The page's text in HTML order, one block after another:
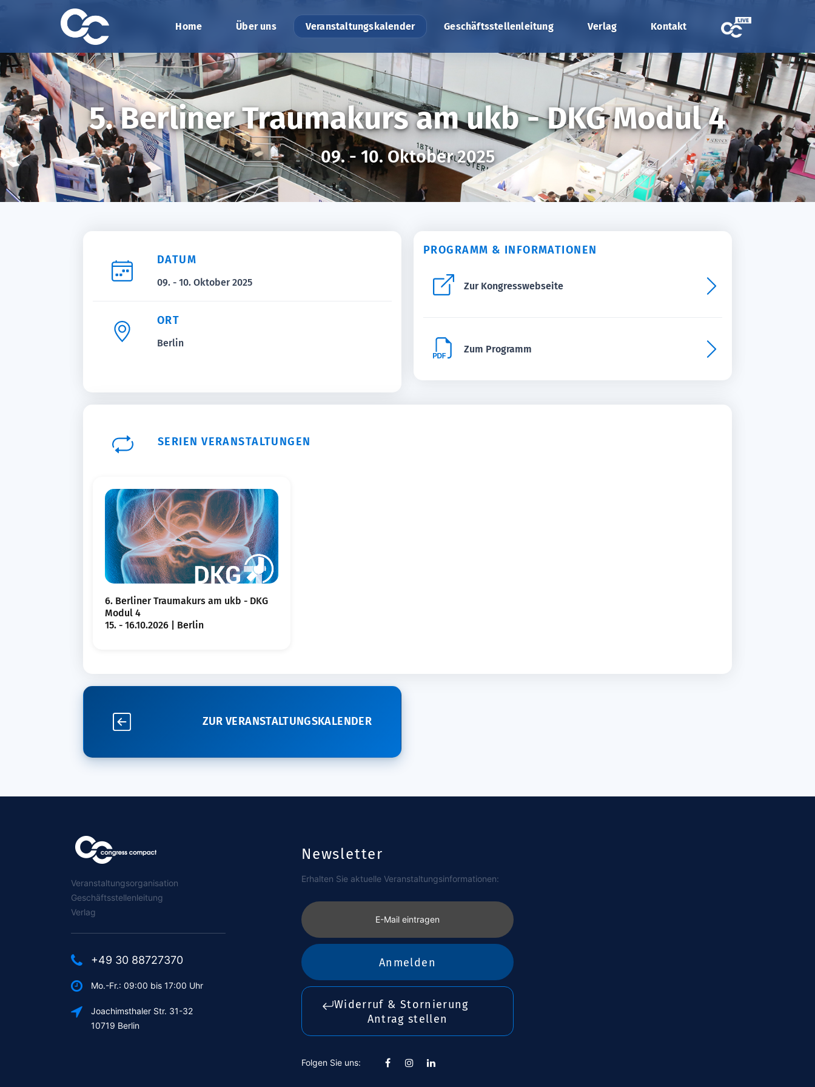
Home Über uns Veranstaltungskalender Geschäftsstellenleitung Verlag Kontakt
5. Berliner Traumakurs am ukb - DKG Modul 4
09. - 10. Oktober 2025
DATUM
09. - 10. Oktober 2025
ORT
Berlin
PROGRAMM & INFORMATIONEN
Zur Kongresswebseite
Zum Programm
SERIEN VERANSTALTUNGEN
6. Berliner Traumakurs am ukb - DKG
Modul 4
15. - 16.10.2026 | Berlin
ZUR VERANSTALTUNGSKALENDER
Veranstaltungsorganisation
Geschäftsstellenleitung
Verlag
+49 30 88727370
Mo.-Fr.: 09:00 bis 17:00 Uhr
Joachimsthaler Str. 31-32
10719 Berlin
Newsletter
Erhalten Sie aktuelle Veranstaltungsinformationen:
E-Mail eintragen
Anmelden
Widerruf & Stornierung
Antrag stellen
Folgen Sie uns: